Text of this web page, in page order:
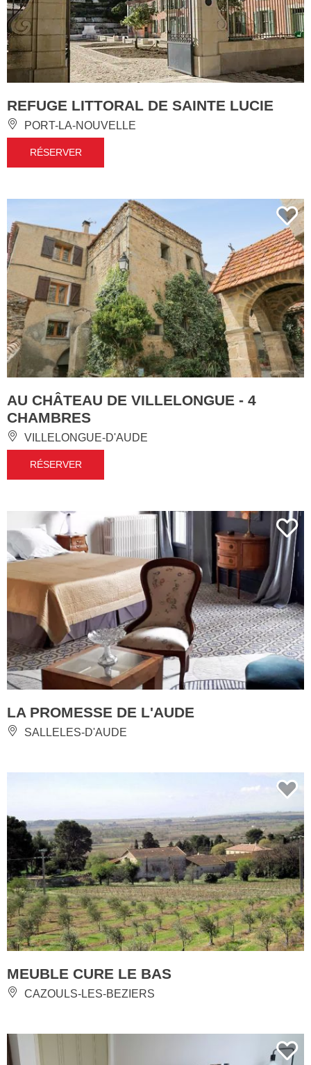
REFUGE LITTORAL DE SAINTE LUCIE
PORT-LA-NOUVELLE
RÉSERVER
AU CHÂTEAU DE VILLELONGUE - 4
CHAMBRES
VILLELONGUE-D'AUDE
RÉSERVER
LA PROMESSE DE L'AUDE
SALLELES-D'AUDE
MEUBLE CURE LE BAS
CAZOULS-LES-BEZIERS